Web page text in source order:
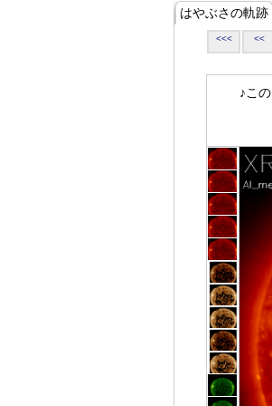
はやぶさの軌跡
<<< <<
♪この